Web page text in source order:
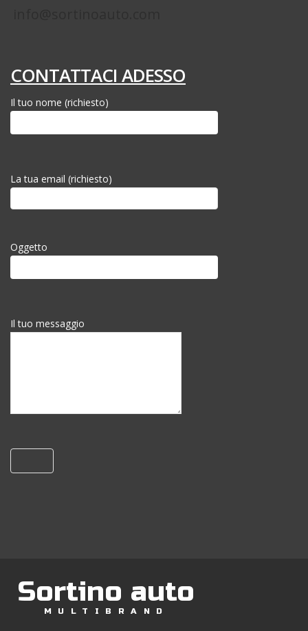
CONTATTACI ADESSO
Il tuo nome (richiesto)
La tua email (richiesto)
Oggetto
Il tuo messaggio
Sortino auto
MULTIBRAND